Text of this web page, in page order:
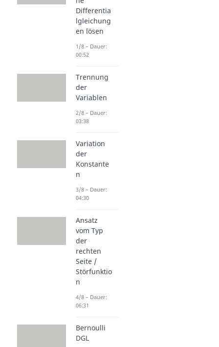
Differentia
lgleichung
en lösen
1/8 – Dauer:
00:52
Trennung
der
Variablen
2/8 – Dauer:
03:38
Variation
der
Konstante
n
3/8 – Dauer:
04:30
Ansatz
vom Typ
der
rechten
Seite /
Störfunktio
n
4/8 – Dauer:
06:31
Bernoulli
DGL